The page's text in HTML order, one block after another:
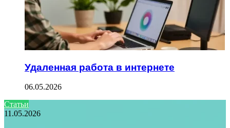
Удаленная работа в интернете
06.05.2026
Статьи
11.05.2026